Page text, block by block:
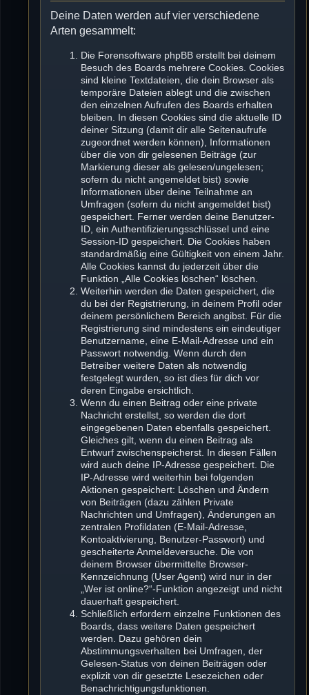
Deine Daten werden auf vier verschiedene
Arten gesammelt:
Die Forensoftware phpBB erstellt bei deinem
Besuch des Boards mehrere Cookies. Cookies
sind kleine Textdateien, die dein Browser als
temporäre Dateien ablegt und die zwischen
den einzelnen Aufrufen des Boards erhalten
bleiben. In diesen Cookies sind die aktuelle ID
deiner Sitzung (damit dir alle Seitenaufrufe
zugeordnet werden können), Informationen
über die von dir gelesenen Beiträge (zur
Markierung dieser als gelesen/ungelesen;
sofern du nicht angemeldet bist) sowie
Informationen über deine Teilnahme an
Umfragen (sofern du nicht angemeldet bist)
gespeichert. Ferner werden deine Benutzer-
ID, ein Authentifizierungsschlüssel und eine
Session-ID gespeichert. Die Cookies haben
standardmäßig eine Gültigkeit von einem Jahr.
Alle Cookies kannst du jederzeit über die
Funktion „Alle Cookies löschen“ löschen.
Weiterhin werden die Daten gespeichert, die
du bei der Registrierung, in deinem Profil oder
deinem persönlichem Bereich angibst. Für die
Registrierung sind mindestens ein eindeutiger
Benutzername, eine E-Mail-Adresse und ein
Passwort notwendig. Wenn durch den
Betreiber weitere Daten als notwendig
festgelegt wurden, so ist dies für dich vor
deren Eingabe ersichtlich.
Wenn du einen Beitrag oder eine private
Nachricht erstellst, so werden die dort
eingegebenen Daten ebenfalls gespeichert.
Gleiches gilt, wenn du einen Beitrag als
Entwurf zwischenspeicherst. In diesen Fällen
wird auch deine IP-Adresse gespeichert. Die
IP-Adresse wird weiterhin bei folgenden
Aktionen gespeichert: Löschen und Ändern
von Beiträgen (dazu zählen Private
Nachrichten und Umfragen), Änderungen an
zentralen Profildaten (E-Mail-Adresse,
Kontoaktivierung, Benutzer-Passwort) und
gescheiterte Anmeldeversuche. Die von
deinem Browser übermittelte Browser-
Kennzeichnung (User Agent) wird nur in der
„Wer ist online?“-Funktion angezeigt und nicht
dauerhaft gespeichert.
Schließlich erfordern einzelne Funktionen des
Boards, dass weitere Daten gespeichert
werden. Dazu gehören dein
Abstimmungsverhalten bei Umfragen, der
Gelesen-Status von deinen Beiträgen oder
explizit von dir gesetzte Lesezeichen oder
Benachrichtigungsfunktionen.